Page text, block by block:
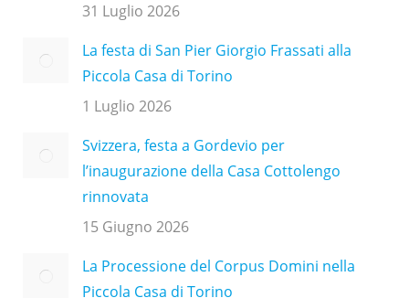
31 Luglio 2026
La festa di San Pier Giorgio Frassati alla
Piccola Casa di Torino
1 Luglio 2026
Svizzera, festa a Gordevio per
l’inaugurazione della Casa Cottolengo
rinnovata
15 Giugno 2026
La Processione del Corpus Domini nella
Piccola Casa di Torino